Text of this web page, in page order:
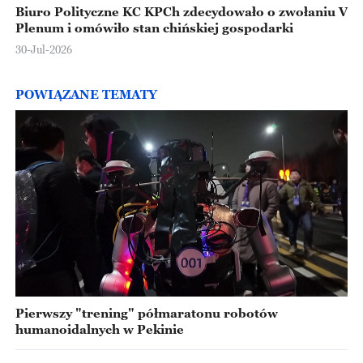
Biuro Polityczne KC KPCh zdecydowało o zwołaniu V
Plenum i omówiło stan chińskiej gospodarki
30-Jul-2026
POWIĄZANE TEMATY
Pierwszy "trening" półmaratonu robotów
humanoidalnych w Pekinie